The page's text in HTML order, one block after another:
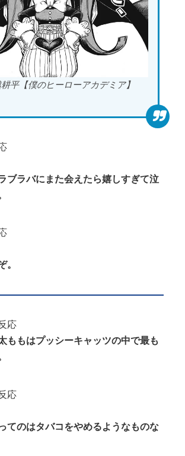
平【僕のヒーローアカデミア】
ブラバにまた会えたら嬉しすぎて泣
。
応
ももはプッシーキャッツの中で最も
応
てのはタバコをやめるようなものな